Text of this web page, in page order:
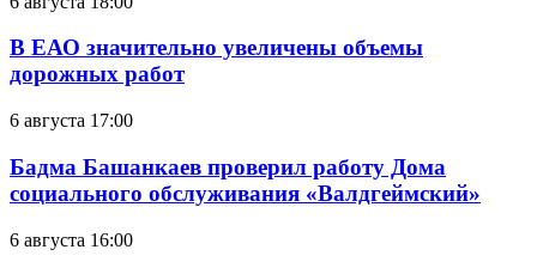
В ЕАО значительно увеличены объемы
дорожных работ
6 августа 17:00
Бадма Башанкаев проверил работу Дома
социального обслуживания «Валдгеймский»
6 августа 16:00